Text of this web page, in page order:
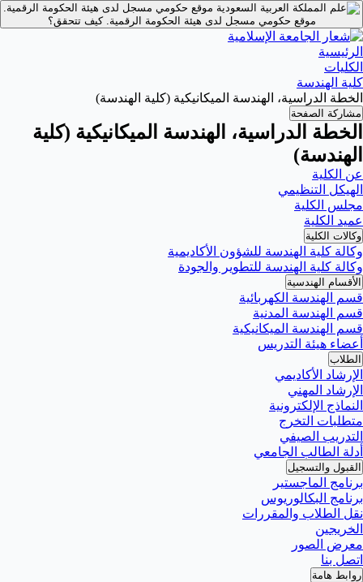
حكومي مسجل لدى هيئة الحكومة الرقمية.
الحكومة الرقمية.كيف تتحقق؟
(كلية الهندسة)
الميكانيكية (كلية